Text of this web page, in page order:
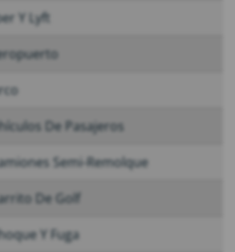
Y Lyft
De Pasajeros
Semi-Remolque
De Golf
Y Fuga